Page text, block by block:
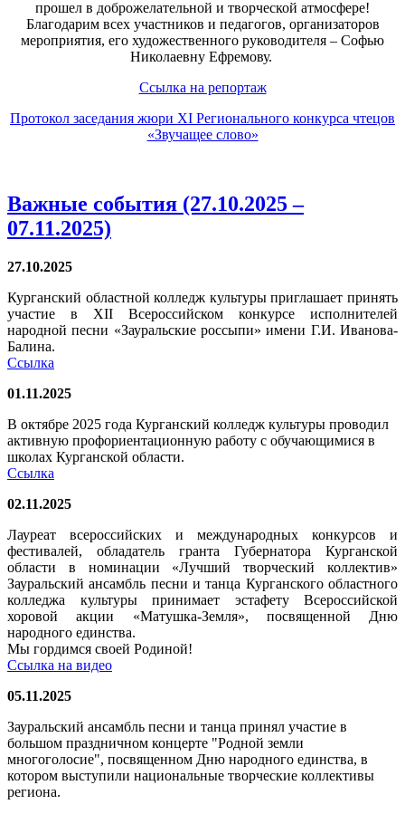
прошел в доброжелательной и творческой атмосфере!
Благодарим всех участников и педагогов, организаторов
мероприятия, его художественного руководителя – Софью
Николаевну Ефремову.
Ссылка на репортаж
Протокол заседания жюри XI Регионального конкурса чтецов
«Звучащее слово»
Важные события (27.10.2025 –
07.11.2025)
27.10.2025
Курганский областной колледж культуры приглашает принять
участие в XII Всероссийском конкурсе исполнителей
народной песни «Зауральские россыпи» имени Г.И. Иванова-
Балина.
Ссылка
01.11.2025
В октябре 2025 года Курганский колледж культуры проводил
активную профориентационную работу с обучающимися в
школах Курганской области.
Ссылка
02.11.2025
Лауреат всероссийских и международных конкурсов и
фестивалей, обладатель гранта Губернатора Курганской
области в номинации «Лучший творческий коллектив»
Зауральский ансамбль песни и танца Курганского областного
колледжа культуры принимает эстафету Всероссийской
хоровой акции «Матушка-Земля», посвященной Дню
народного единства.
Мы гордимся своей Родиной!
Ссылка на видео
05.11.2025
Зауральский ансамбль песни и танца принял участие в
большом праздничном концерте "Родной земли
многоголосие", посвященном Дню народного единства, в
котором выступили национальные творческие коллективы
региона.